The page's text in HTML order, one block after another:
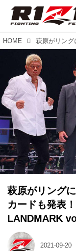
HOME
萩原がリング
カードも発表
LANDMARK
2021-09-20